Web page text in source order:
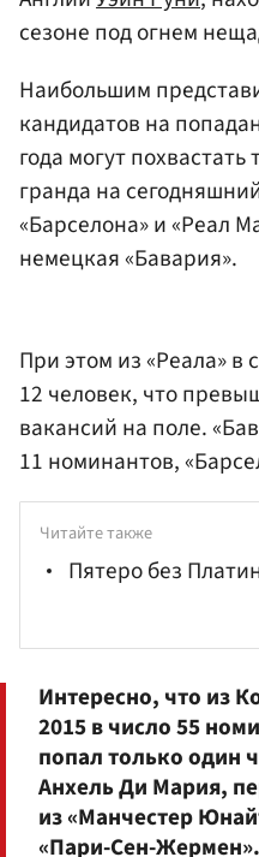
сезоне под огнем
Наибольшим
кандидатов на
года могут
гранда на
«Барселона» и «Реал
немецкая «Бавария».
При этом из «Реала»
12 человек, что
вакансий на поле.
11 номинантов,
Читайте также
Пятеро без
Интересно, что из
2015 в число 55
попал только один
Анхель Ди Мария,
из «Манчестер
«Пари-Сен-Жермен».